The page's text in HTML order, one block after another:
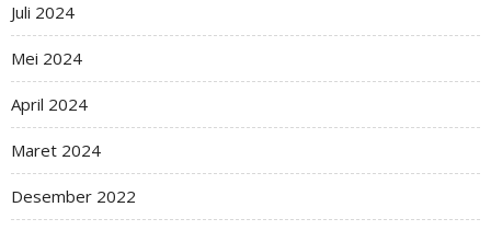
Juli 2024
Mei 2024
April 2024
Maret 2024
Desember 2022